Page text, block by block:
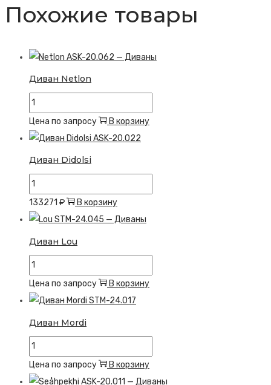
Похожие товары
Диван Netlon
Количество
товара
Диван
Цена по запросу В корзину
Диван Didolsi
Количество
товара
Диван
133271 ₽ В корзину
Диван Lou
Количество
товара
Диван
Цена по запросу В корзину
Диван Mordi
Количество
товара
Диван
Цена по запросу В корзину